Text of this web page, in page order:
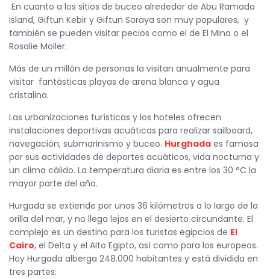
En cuanto a los sitios de buceo alrededor de Abu Ramada
Island, Giftun Kebir y Giftun Soraya son muy populares, y
también se pueden visitar pecios como el de El Mina o el
Rosalie Moller.
Más de un millón de personas la visitan anualmente para
visitar fantásticas playas de arena blanca y agua
cristalina.
Las urbanizaciones turísticas y los hoteles ofrecen
instalaciones deportivas acuáticas para realizar sailboard,
navegación, submarinismo y buceo. Hurghada es famosa
por sus actividades de deportes acuáticos, vida nocturna y
un clima cálido. La temperatura diaria es entre los 30 °C la
mayor parte del año.
Hurgada se extiende por unos 36 kilómetros a lo largo de la
orilla del mar, y no llega lejos en el desierto circundante. El
complejo es un destino para los turistas egipcios de El
Cairo, el Delta y el Alto Egipto, así como para los europeos.
Hoy Hurgada alberga 248.000 habitantes y está dividida en
tres partes: